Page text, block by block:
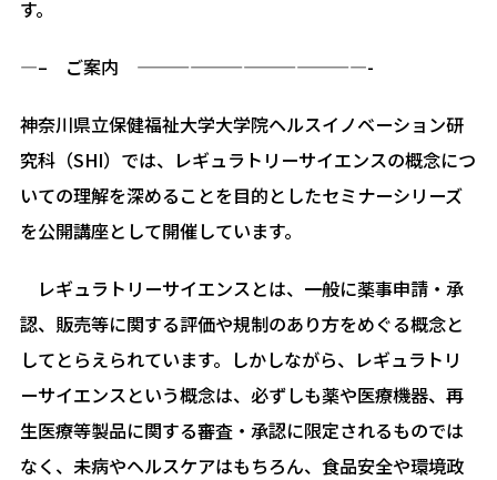
す。
—– ご案内 —————————————-
神奈川県立保健福祉大学大学院ヘルスイノベーション研
究科（SHI）では、レギュラトリーサイエンスの概念につ
いての理解を深めることを目的としたセミナーシリーズ
を公開講座として開催しています。
レギュラトリーサイエンスとは、一般に薬事申請・承
認、販売等に関する評価や規制のあり方をめぐる概念と
してとらえられています。しかしながら、レギュラトリ
ーサイエンスという概念は、必ずしも薬や医療機器、再
生医療等製品に関する審査・承認に限定されるものでは
なく、未病やヘルスケアはもちろん、食品安全や環境政